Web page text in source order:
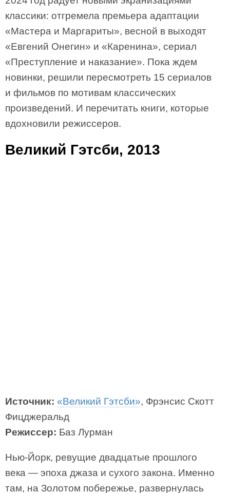
классики: отгремела премьера адаптации
«Мастера и Маргариты», весной в выходят
«Евгений Онегин» и «Каренина», сериал
«Преступление и наказание». Пока ждем
новинки, решили пересмотреть 15 сериалов
и фильмов по мотивам классических
произведений. И перечитать книги, которые
вдохновили режиссеров.
Великий Гэтсби, 2013
Источник: «Великий Гэтсби», Фрэнсис Скотт
Фицджеральд
Режиссер: Баз Лурман
Нью-Йорк, ревущие двадцатые прошлого
века — эпоха джаза и сухого закона. Именно
там, на Золотом побережье, развернулась